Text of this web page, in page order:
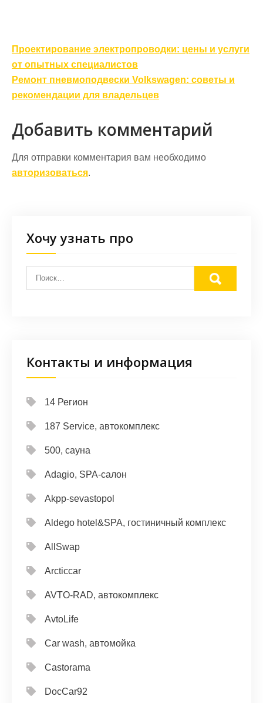
Навигация
по
записям
Проектирование электропроводки: цены и услуги
от опытных специалистов
Ремонт пневмоподвески Volkswagen: советы и
рекомендации для владельцев
Добавить комментарий
Для отправки комментария вам необходимо
авторизоваться.
Хочу узнать про
Контакты и информация
14 Регион
187 Service, автокомплекс
500, сауна
Adagio, SPA-салон
Akpp-sevastopol
Aldego hotel&SPA, гостиничный комплекс
AllSwap
Arcticcar
AVTO-RAD, автокомплекс
AvtoLife
Car wash, автомойка
Castorama
DocCar92